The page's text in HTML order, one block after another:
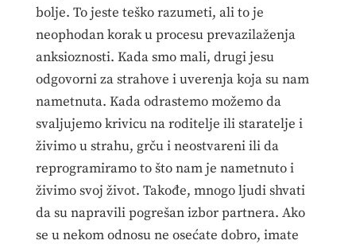
bolje. To jeste teško razumeti, ali to je
neophodan korak u procesu prevazilaženja
anksioznosti. Kada smo mali, drugi jesu
odgovorni za strahove i uverenja koja su nam
nametnuta. Kada odrastemo možemo da
svaljujemo krivicu na roditelje ili staratelje i
živimo u strahu, grču i neostvareni ili da
reprogramiramo to što nam je nametnuto i
živimo svoj život. Takođe, mnogo ljudi shvati
da su napravili pogrešan izbor partnera. Ako
se u nekom odnosu ne osećate dobro, imate